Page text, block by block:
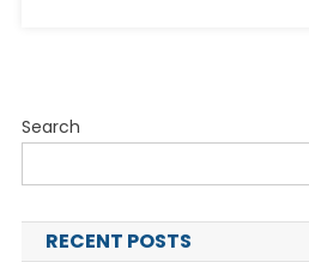
Search
RECENT POSTS